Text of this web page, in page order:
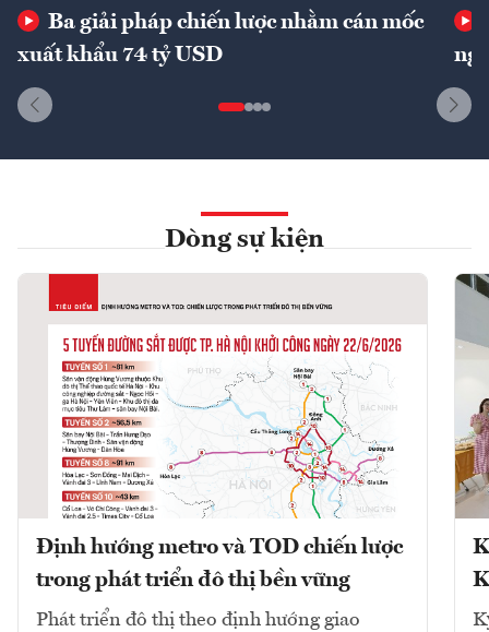
Ba giải pháp chiến lược nhằm cán mốc
xuất khẩu 74 tỷ USD
Dòng sự kiện
Định hướng metro và TOD chiến lược
trong phát triển đô thị bền vững
Phát triển đô thị theo định hướng giao